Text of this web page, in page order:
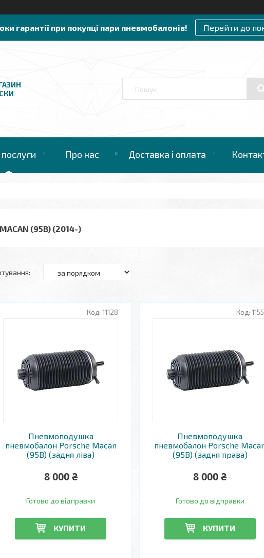
гарантії при покупці пари пневмобалонів! Перейти до
Про нас Доставка і оплата
MACAN (95B) (2014-)
11128
Пневмоподушка
пневмобалон Porsche Macan
(95B) (задня ліва)
8 000 ₴
Готово до відправки
КУПИТИ
Пневмоподушка
пневмобалон Porsche
(95B) (задня права)
8 000 ₴
Готово до відправки
КУПИТИ